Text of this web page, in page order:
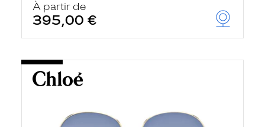
À partir de
395,00 €